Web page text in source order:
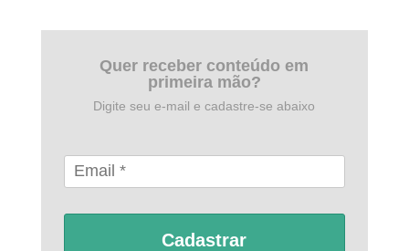
Quer receber conteúdo em
primeira mão?
Digite seu e-mail e cadastre-se abaixo
Cadastrar